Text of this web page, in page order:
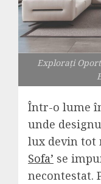
Explorați
Într-o lume
unde
lux devin tot
Sofa’ se
necontestat.